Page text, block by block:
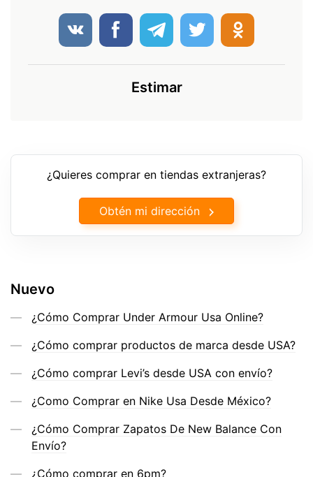
Estimar
¿Quieres comprar en tiendas extranjeras?
Obtén mi dirección
Nuevo
¿Cómo Comprar Under Armour Usa Online?
¿Cómo comprar productos de marca desde USA?
¿Cómo comprar Levi’s desde USA con envío?
¿Como Comprar en Nike Usa Desde México?
¿Cómo Comprar Zapatos De New Balance Con
Envío?
¿Cómo comprar en 6pm?